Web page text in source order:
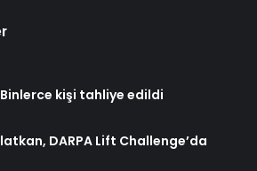
Binlerce kişi tahliye edildi
DARPA Lift Challenge’da